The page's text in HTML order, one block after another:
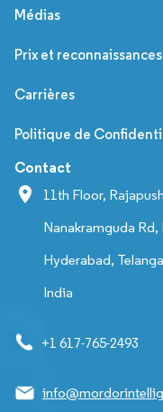
Médias
Prix et reconnaissances
Carrières
Politique de
Contact
11th Floor,
Nanakramguda
Hyderabad,
India
+1 617-765-2493